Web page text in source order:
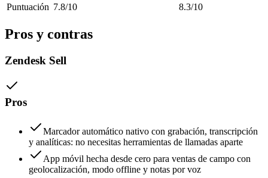
Puntuación 7.8/10 8.3/10
Pros y contras
Zendesk Sell
Pros
Marcador automático nativo con grabación, transcripción
y analíticas: no necesitas herramientas de llamadas aparte
App móvil hecha desde cero para ventas de campo con
geolocalización, modo offline y notas por voz